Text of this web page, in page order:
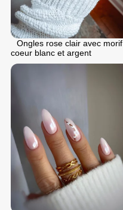
Ongles rose clair avec morif
coeur blanc et argent